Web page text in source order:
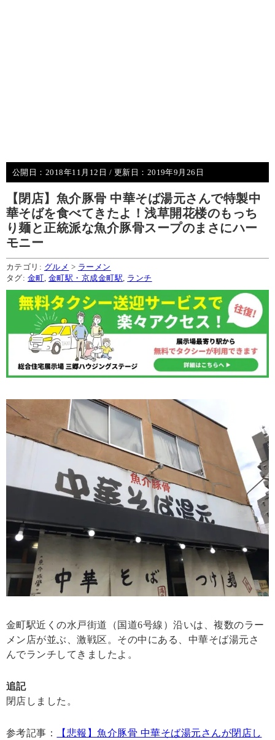
公開日： 2018年11月12日 / 更新日： 2019年9月26日
【閉店】魚介豚骨 中華そば湯元さんで特製中
華そばを食べてきたよ！浅草開花楼のもっち
り麺と正統派な魚介豚骨スープのまさにハー
モニー
カテゴリ: グルメ > ラーメン
タグ: 金町 金町駅・京成金町駅 ランチ
金町駅近くの水戸街道（国道6号線）沿いは、複数のラー
メン店が並ぶ、激戦区。その中にある、中華そば湯元さ
んでランチしてきましたよ。
追記
閉店しました。
参考記事：
【悲報】魚介豚骨 中華そば湯元さんが閉店し